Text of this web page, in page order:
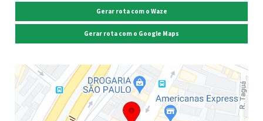
Gerar rota com o Waze
Gerar rota com o Google Maps